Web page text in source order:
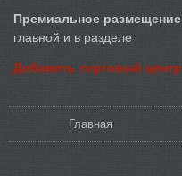
Премиальное размещение
главной и в разделе
Добавить торговый центр
Главная